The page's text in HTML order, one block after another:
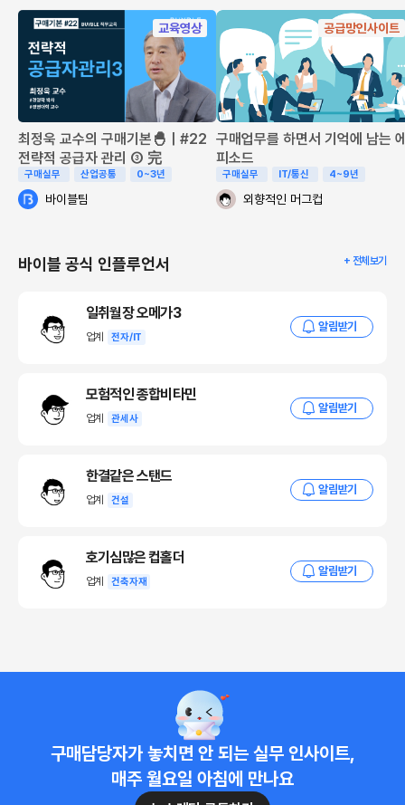
2026년은 가격보다 수급에 초점을
만약 경기지표로 추정한 수요량 증가 상황이 발생한다면 어떻게 될까
요? 공급사들이 유지 또는 소폭 감소를 전망하여 생산계획을 수립했다
면 공급 부족 사태가 발생할 수 있습니다. 특히 주요 철근과 시멘트 등 대
형 기간산업의 경우, 한 번 조정한 공급량을 쉽게 변경하기 어렵습니다.
게다가 목표 생산량보다 수요량이 증가하는 경우, 공급을 급하게 늘리기
보다는 단가를 올려 수익성을 확보하는 것이 유리하기 때문에, 해당 시점
에서 공급 부족 현상은 필연적으로 발생하게 됩니다.
고강도콘크리트(PHC) 파일의 생산능력 감소로 재고량이 크게 줄어
들면서 수급대란 우려가 커지고 있다…
최근 3년 간 PHC파일 수요 감소에 따른 공장 폐업 등으로 인하여 23
면 공급 차질 및 급격한 단가 상승은 불을 보듯 뻔한 상황입니다.
2025년 말 토목 공사 자재인 PHC파일의 수요 증가로 볼 때, 2026
년 골조 공사 자재 수요가 증가할 것으로 전망할 수 있습니다. 물론 모
추고, 수요 증가 및 공급 부족 현장이 발생한다면 다른 마감자재의 연
계 상승과 공급 현황을 검토해야할 할 것입니다.
또한 추정된 수요와 공급 전망을 바탕으로 구매 전략을 수립하여 단가계
약과 입찰을 적절히 분배하고, 공급 이슈 가능한 품목은 공급사와 전략
적 제휴 관계를 더욱 굳건히 해야 합니다.
교육영상
최정욱 교수의 구매기본🐣｜#22
전략적 공급자 관리 ③ 完
구매실무 산업공통 0~3년
바이블팀
공급망인사이트
구매업무를 하면서 기억에 남는
피소드
구매실무 IT/통신 4~9년
외향적인 머그컵
바이블 공식 인플루언서 + 전체보기
일취월장 오메가3
업계 전자/IT
알림받기
모험적인 종합비타민
업계 관세사
알림받기
한결같은 스탠드
업계 건설
알림받기
호기심많은 컵홀더
업계 건축자재
알림받기
구매담당자가 놓치면 안 되는 실무 인사이트,
매주 월요일 아침에 만나요